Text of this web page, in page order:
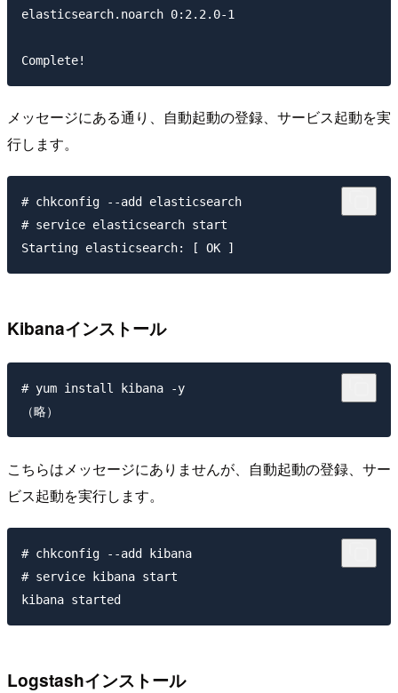
elasticsearch.noarch 0:2.2.0-1
メッセージにある通り、自動起動の登録、サービス起動を実
行します。
# chkconfig --add elasticsearch
# service elasticsearch start
Kibanaインストール
# yum install kibana -y
こちらはメッセージにありませんが、自動起動の登録、サー
ビス起動を実行します。
# chkconfig --add kibana
# service kibana start
Logstashインストール